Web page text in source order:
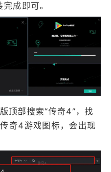
成即可。
顶部搜索“传奇4”，找
奇4游戏图标，会出现
传奇4